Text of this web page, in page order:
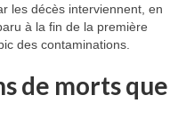
les décès interviennent, en
à la fin de la première
des contaminations.
de morts que